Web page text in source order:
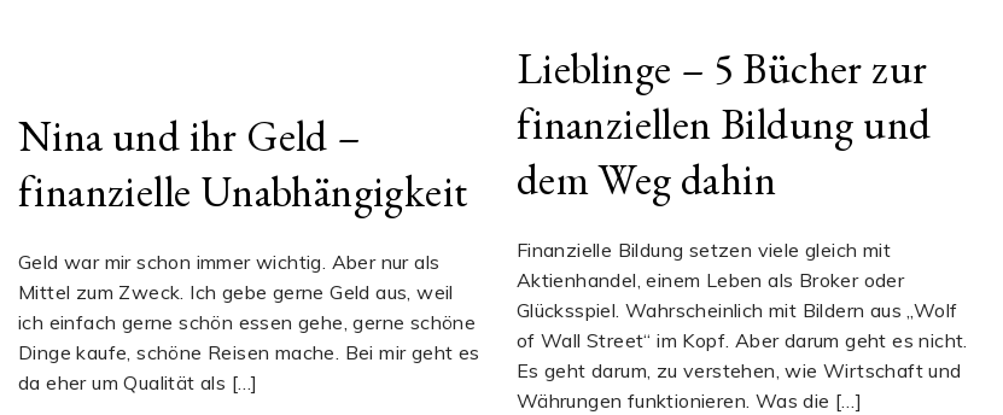
Lieblinge – 5 Bücher zur
finanziellen Bildung und
dem Weg dahin
Finanzielle Bildung setzen viele gleich mit
Aktienhandel, einem Leben als Broker oder
Glücksspiel. Wahrscheinlich mit Bildern aus „Wolf
of Wall Street“ im Kopf. Aber darum geht es nicht.
Es geht darum, zu verstehen, wie Wirtschaft und
Währungen funktionieren. Was die […]
Nina und ihr Geld –
finanzielle Unabhängigkeit
Geld war mir schon immer wichtig. Aber nur als
Mittel zum Zweck. Ich gebe gerne Geld aus, weil
ich einfach gerne schön essen gehe, gerne schöne
Dinge kaufe, schöne Reisen mache. Bei mir geht es
da eher um Qualität als […]